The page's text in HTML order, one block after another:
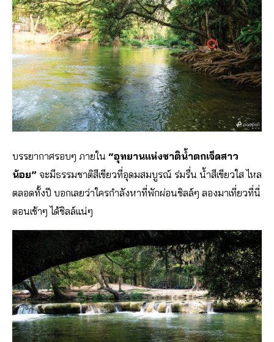
บรรยากาศรอบๆ ภายใน “อุทยานแห่งชาติน้ำตกเจ็ดสาว
น้อย” จะมีธรรมชาติสีเขียวที่อุดมสมบูรณ์ ร่มรื่น น้ำสีเขียวใส ไหล
ตลอดทั้งปี บอกเลยว่าใครกำลังหาที่พักผ่อนชิลล์ๆ ลองมาเที่ยวที่นี่
ตอนเช้าๆ ได้ชิลล์แน่ๆ